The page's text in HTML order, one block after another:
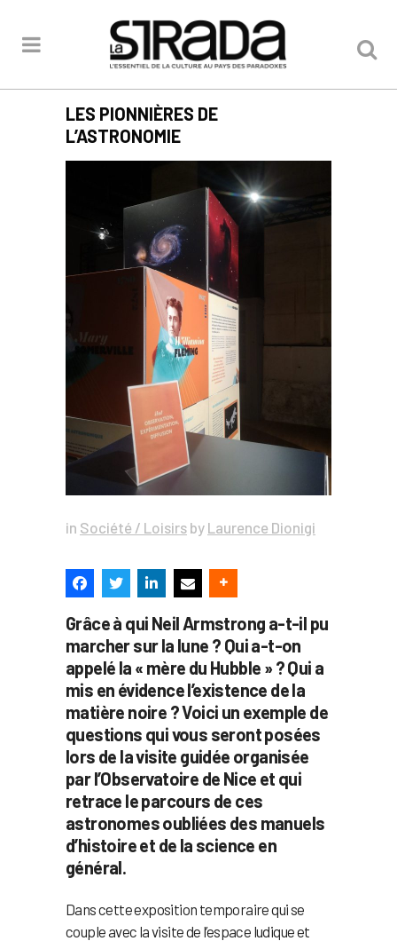
LES PIONNIÈRES DE
L’ASTRONOMIE
in Société / Loisirs by Laurence Dionigi
Grâce à qui Neil Armstrong a-t-il pu
marcher sur la lune ? Qui a-t-on
appelé la « mère du Hubble » ? Qui a
mis en évidence l’existence de la
matière noire ? Voici un exemple de
questions qui vous seront posées
lors de la visite guidée organisée
par l’Observatoire de Nice et qui
retrace le parcours de ces
astronomes oubliées des manuels
d’histoire et de la science en
général.
Dans cette exposition temporaire qui se
couple avec la visite de l’espace ludique et